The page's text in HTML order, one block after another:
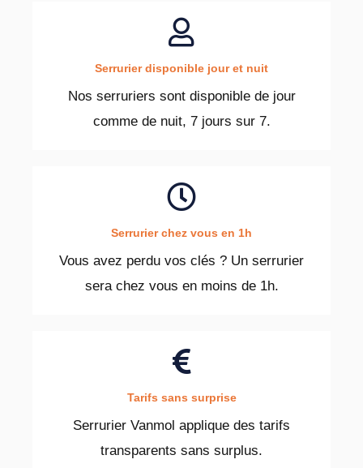
Serrurier disponible jour et nuit
Nos serruriers sont disponible de jour
comme de nuit, 7 jours sur 7.
Serrurier chez vous en 1h
Vous avez perdu vos clés ? Un serrurier
sera chez vous en moins de 1h.
Tarifs sans surprise
Serrurier Vanmol applique des tarifs
transparents sans surplus.